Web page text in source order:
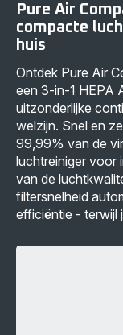
Pure Air
compacte
huis
Ontdek Pure Air
een 3-in-1 HEPA
uitzonderlijke
welzijn. Snel en
99,99% van de
luchtreiniger voor
van de
filtersnelheid
efficiëntie - terwijl